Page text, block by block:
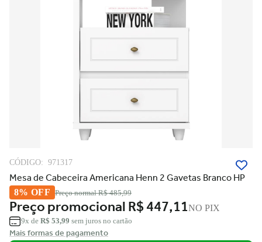
CÓDIGO: 971317
Mesa de Cabeceira Americana Henn 2 Gavetas Branco HP
8% OFF Preço normalR$ 485,99
Preço promocionalR$ 447,11NO PIX
9x de R$ 53,99 sem juros no cartão
Mais formas de pagamento